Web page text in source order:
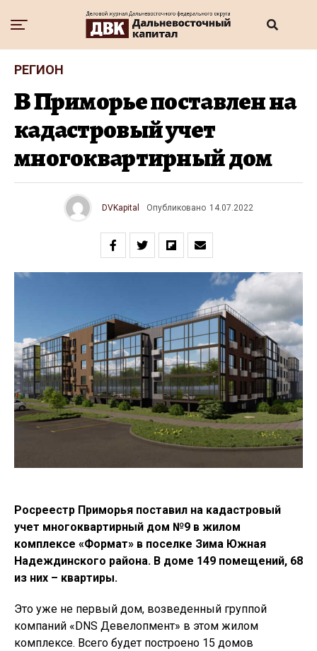
РЕГИОН
В Приморье поставлен на
кадастровый учет
многоквартирный дом
DVKapital Опубликовано 14.07.2022
Росреестр Приморья поставил на кадастровый
учет многоквартирный дом №9 в жилом
комплексе «Формат» в поселке Зима Южная
Надеждинского района. В доме 149 помещений, 68
из них – квартиры.
Это уже не первый дом, возведенный группой
компаний «DNS Девелопмент» в этом жилом
комплексе. Всего будет построено 15 домов